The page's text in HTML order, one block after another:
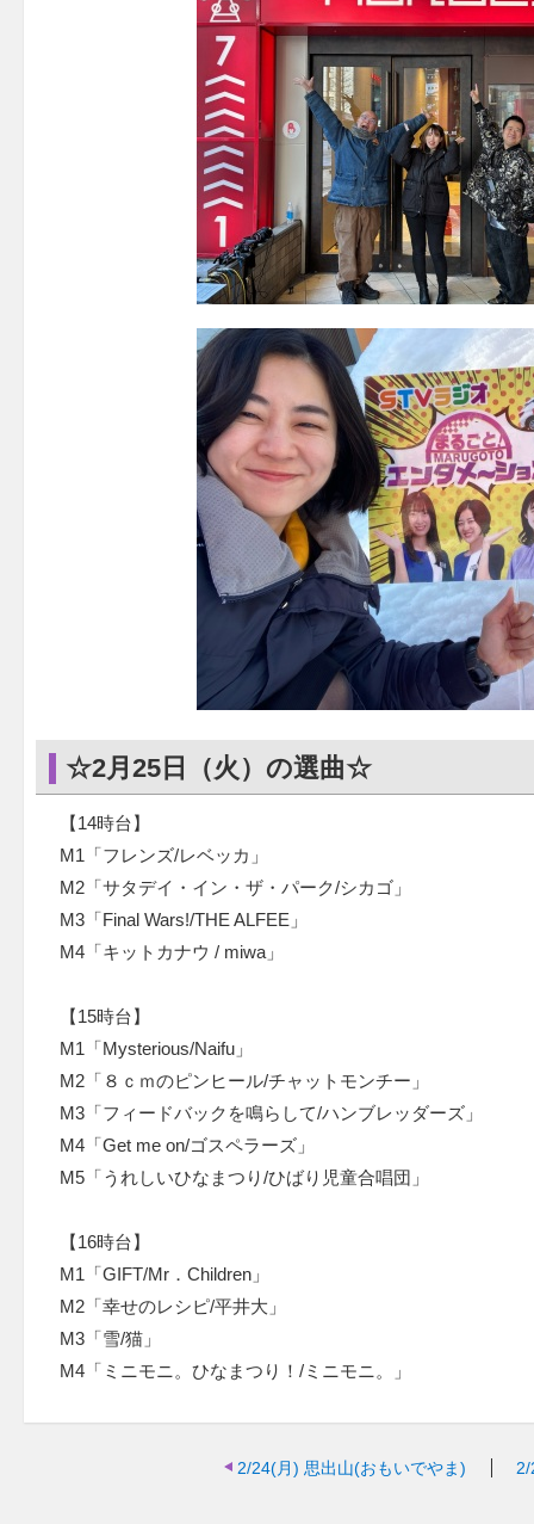
☆2月25日（火）の選曲☆
【14時台】
M1「フレンズ/レベッカ」
M2「サタデイ・イン・ザ・パーク/シカゴ」
M3「Final Wars!/THE ALFEE」
M4「キットカナウ / miwa」
【15時台】
M1「Mysterious/Naifu」
M2「８ｃｍのピンヒール/チャットモンチー」
M3「フィードバックを鳴らして/ハンブレッダーズ」
M4「Get me on/ゴスペラーズ」
M5「うれしいひなまつり/ひばり児童合唱団」
【16時台】
M1「GIFT/Mr．Children」
M2「幸せのレシピ/平井大」
M3「雪/猫」
M4「ミニモニ。ひなまつり！/ミニモニ。」
2/24(月) 思出山(おもいでやま) 2/